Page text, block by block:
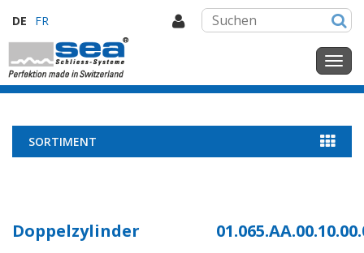
DE FR
SORTIMENT
Doppelzylinder